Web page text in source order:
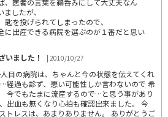
したが、
を投げられてしまったので、
に出産できる病院を選ぶのが１番だと思い
いました！
| 2010/10/27
目の病院は、ちゃんと今の状態を伝えてくれ
経過も診ず、悪い可能性しか言わないので 希
今でもたまに流産するので…と思う事があり
出血も無くなり心拍も確認出来ました。 今
トレスは、あまりありません。 ありがとうご